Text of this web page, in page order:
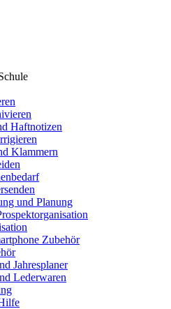
Haftnotizen
Klammern
und Planung
Zubehör
Jahresplaner
Lederwaren